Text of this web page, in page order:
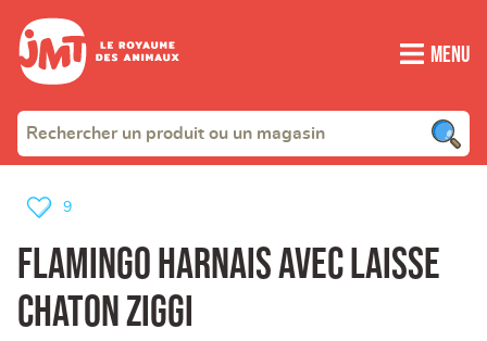
Menu
Flamingo Harnais avec laisse
chaton ziggi
9